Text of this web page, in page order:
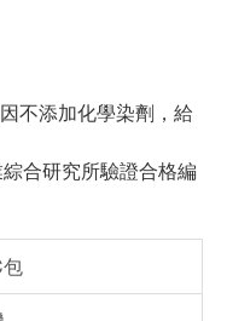
不添加化學染劑，給
合研究所驗證合格編